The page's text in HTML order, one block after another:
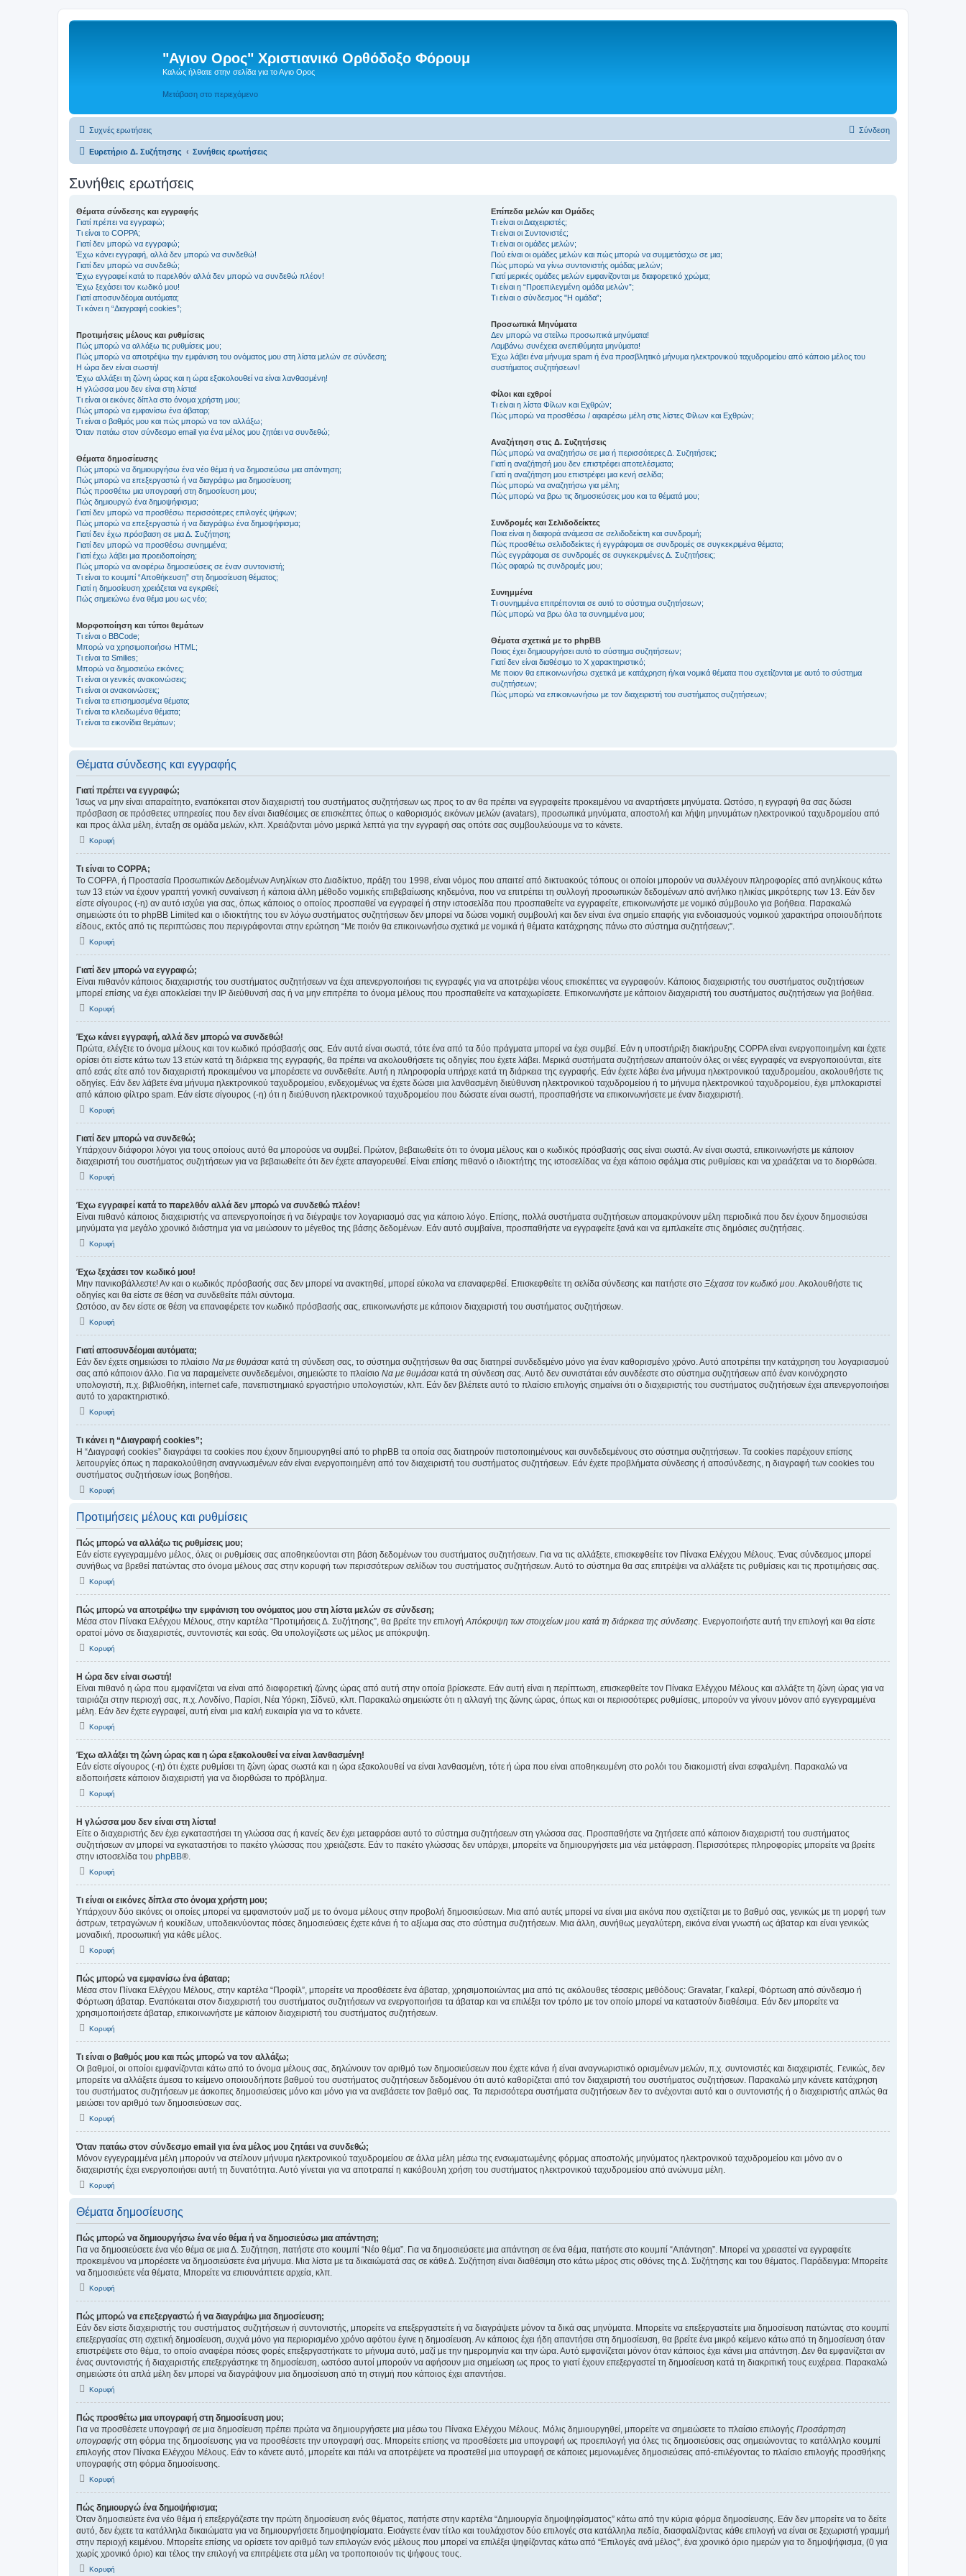
"Αγιον Ορος" Χριστιανικό Ορθόδοξο Φόρουμ
Καλώς ήλθατε στην σελίδα για το Αγιο Ορος
Μετάβαση στο περιεχόμενο
Συχνές ερωτήσεις Σύνδεση
Ευρετήριο Δ. Συζήτησης Συνήθεις ερωτήσεις
Συνήθεις ερωτήσεις
Θέματα σύνδεσης και εγγραφής
Γιατί πρέπει να εγγραφώ;
Τι είναι το COPPA;
Γιατί δεν μπορώ να εγγραφώ;
Έχω κάνει εγγραφή, αλλά δεν μπορώ να συνδεθώ!
Γιατί δεν μπορώ να συνδεθώ;
Έχω εγγραφεί κατά το παρελθόν αλλά δεν μπορώ να συνδεθώ πλέον!
Έχω ξεχάσει τον κωδικό μου!
Γιατί αποσυνδέομαι αυτόματα;
Τι κάνει η “Διαγραφή cookies”;
Προτιμήσεις μέλους και ρυθμίσεις
Πώς μπορώ να αλλάξω τις ρυθμίσεις μου;
Πώς μπορώ να αποτρέψω την εμφάνιση του ονόματος μου στη λίστα μελών σε σύνδεση;
Η ώρα δεν είναι σωστή!
Έχω αλλάξει τη ζώνη ώρας και η ώρα εξακολουθεί να είναι λανθασμένη!
Η γλώσσα μου δεν είναι στη λίστα!
Τι είναι οι εικόνες δίπλα στο όνομα χρήστη μου;
Πώς μπορώ να εμφανίσω ένα άβαταρ;
Τι είναι ο βαθμός μου και πώς μπορώ να τον αλλάξω;
Όταν πατάω στον σύνδεσμο email για ένα μέλος μου ζητάει να συνδεθώ;
Θέματα δημοσίευσης
Πώς μπορώ να δημιουργήσω ένα νέο θέμα ή να δημοσιεύσω μια απάντηση;
Πώς μπορώ να επεξεργαστώ ή να διαγράψω μια δημοσίευση;
Πώς προσθέτω μια υπογραφή στη δημοσίευση μου;
Πώς δημιουργώ ένα δημοψήφισμα;
Γιατί δεν μπορώ να προσθέσω περισσότερες επιλογές ψήφων;
Πώς μπορώ να επεξεργαστώ ή να διαγράψω ένα δημοψήφισμα;
Γιατί δεν έχω πρόσβαση σε μια Δ. Συζήτηση;
Γιατί δεν μπορώ να προσθέσω συνημμένα;
Γιατί έχω λάβει μια προειδοποίηση;
Πώς μπορώ να αναφέρω δημοσιεύσεις σε έναν συντονιστή;
Τι είναι το κουμπί “Αποθήκευση” στη δημοσίευση θέματος;
Γιατί η δημοσίευση χρειάζεται να εγκριθεί;
Πώς σημειώνω ένα θέμα μου ως νέο;
Μορφοποίηση και τύποι θεμάτων
Τι είναι ο BBCode;
Μπορώ να χρησιμοποιήσω HTML;
Τι είναι τα Smilies;
Μπορώ να δημοσιεύω εικόνες;
Τι είναι οι γενικές ανακοινώσεις;
Τι είναι οι ανακοινώσεις;
Τι είναι τα επισημασμένα θέματα;
Τι είναι τα κλειδωμένα θέματα;
Τι είναι τα εικονίδια θεμάτων;
Επίπεδα μελών και Ομάδες
Τι είναι οι Διαχειριστές;
Τι είναι οι Συντονιστές;
Τι είναι οι ομάδες μελών;
Πού είναι οι ομάδες μελών και πώς μπορώ να συμμετάσχω σε μια;
Πώς μπορώ να γίνω συντονιστής ομάδας μελών;
Γιατί μερικές ομάδες μελών εμφανίζονται με διαφορετικό χρώμα;
Τι είναι η “Προεπιλεγμένη ομάδα μελών”;
Τι είναι ο σύνδεσμος "Η ομάδα”;
Προσωπικά Μηνύματα
Δεν μπορώ να στείλω προσωπικά μηνύματα!
Λαμβάνω συνέχεια ανεπιθύμητα μηνύματα!
Έχω λάβει ένα μήνυμα spam ή ένα προσβλητικό μήνυμα ηλεκτρονικού ταχυδρομείου από κάποιο μέλος του
συστήματος συζητήσεων!
Φίλοι και εχθροί
Τι είναι η λίστα Φίλων και Εχθρών;
Πώς μπορώ να προσθέσω / αφαιρέσω μέλη στις λίστες Φίλων και Εχθρών;
Αναζήτηση στις Δ. Συζητήσεις
Πώς μπορώ να αναζητήσω σε μια ή περισσότερες Δ. Συζητήσεις;
Γιατί η αναζήτησή μου δεν επιστρέφει αποτελέσματα;
Γιατί η αναζήτηση μου επιστρέφει μια κενή σελίδα;
Πώς μπορώ να αναζητήσω για μέλη;
Πώς μπορώ να βρω τις δημοσιεύσεις μου και τα θέματά μου;
Συνδρομές και Σελιδοδείκτες
Ποια είναι η διαφορά ανάμεσα σε σελιδοδείκτη και συνδρομή;
Πώς προσθέτω σελιδοδείκτες ή εγγράφομαι σε συνδρομές σε συγκεκριμένα θέματα;
Πώς εγγράφομαι σε συνδρομές σε συγκεκριμένες Δ. Συζητήσεις;
Πώς αφαιρώ τις συνδρομές μου;
Συνημμένα
Τι συνημμένα επιτρέπονται σε αυτό το σύστημα συζητήσεων;
Πώς μπορώ να βρω όλα τα συνημμένα μου;
Θέματα σχετικά με το phpBB
Ποιος έχει δημιουργήσει αυτό το σύστημα συζητήσεων;
Γιατί δεν είναι διαθέσιμο το Χ χαρακτηριστικό;
Με ποιον θα επικοινωνήσω σχετικά με κατάχρηση ή/και νομικά θέματα που σχετίζονται με αυτό το σύστημα
συζητήσεων;
Πώς μπορώ να επικοινωνήσω με τον διαχειριστή του συστήματος συζητήσεων;
Θέματα σύνδεσης και εγγραφής
Γιατί πρέπει να εγγραφώ;
Ίσως να μην είναι απαραίτητο, εναπόκειται στον διαχειριστή του συστήματος συζητήσεων ως προς το αν θα πρέπει να εγγραφείτε προκειμένου να αναρτήσετε μηνύματα. Ωστόσο, η εγγραφή θα σας δώσει
πρόσβαση σε πρόσθετες υπηρεσίες που δεν είναι διαθέσιμες σε επισκέπτες όπως ο καθορισμός εικόνων μελών (avatars), προσωπικά μηνύματα, αποστολή και λήψη μηνυμάτων ηλεκτρονικού ταχυδρομείου από
και προς άλλα μέλη, ένταξη σε ομάδα μελών, κλπ. Χρειάζονται μόνο μερικά λεπτά για την εγγραφή σας οπότε σας συμβουλεύουμε να το κάνετε.
Κορυφή
Τι είναι το COPPA;
Το COPPA, ή Προστασία Προσωπικών Δεδομένων Ανηλίκων στο Διαδίκτυο, πράξη του 1998, είναι νόμος που απαιτεί από δικτυακούς τόπους οι οποίοι μπορούν να συλλέγουν πληροφορίες από ανηλίκους κάτω
των 13 ετών να έχουν γραπτή γονική συναίνεση ή κάποια άλλη μέθοδο νομικής επιβεβαίωσης κηδεμόνα, που να επιτρέπει τη συλλογή προσωπικών δεδομένων από ανήλικο ηλικίας μικρότερης των 13. Εάν δεν
είστε σίγουρος (-η) αν αυτό ισχύει για σας, όπως κάποιος ο οποίος προσπαθεί να εγγραφεί ή στην ιστοσελίδα που προσπαθείτε να εγγραφείτε, επικοινωνήστε με νομικό σύμβουλο για βοήθεια. Παρακαλώ
σημειώστε ότι το phpBB Limited και ο ιδιοκτήτης του εν λόγω συστήματος συζητήσεων δεν μπορεί να δώσει νομική συμβουλή και δεν είναι ένα σημείο επαφής για ενδοιασμούς νομικού χαρακτήρα οποιουδήποτε
είδους, εκτός από τις περιπτώσεις που περιγράφονται στην ερώτηση “Με ποιόν θα επικοινωνήσω σχετικά με νομικά ή θέματα κατάχρησης πάνω στο σύστημα συζητήσεων;”.
Κορυφή
Γιατί δεν μπορώ να εγγραφώ;
Είναι πιθανόν κάποιος διαχειριστής του συστήματος συζητήσεων να έχει απενεργοποιήσει τις εγγραφές για να αποτρέψει νέους επισκέπτες να εγγραφούν. Κάποιος διαχειριστής του συστήματος συζητήσεων
μπορεί επίσης να έχει αποκλείσει την IP διεύθυνσή σας ή να μην επιτρέπει το όνομα μέλους που προσπαθείτε να καταχωρίσετε. Επικοινωνήστε με κάποιον διαχειριστή του συστήματος συζητήσεων για βοήθεια.
Κορυφή
Έχω κάνει εγγραφή, αλλά δεν μπορώ να συνδεθώ!
Πρώτα, ελέγξτε το όνομα μέλους και τον κωδικό πρόσβασής σας. Εάν αυτά είναι σωστά, τότε ένα από τα δύο πράγματα μπορεί να έχει συμβεί. Εάν η υποστήριξη διακήρυξης COPPA είναι ενεργοποιημένη και έχετε
ορίσει ότι είστε κάτω των 13 ετών κατά τη διάρκεια της εγγραφής, θα πρέπει να ακολουθήσετε τις οδηγίες που έχετε λάβει. Μερικά συστήματα συζητήσεων απαιτούν όλες οι νέες εγγραφές να ενεργοποιούνται, είτε
από εσάς είτε από τον διαχειριστή προκειμένου να μπορέσετε να συνδεθείτε. Αυτή η πληροφορία υπήρχε κατά τη διάρκεια της εγγραφής. Εάν έχετε λάβει ένα μήνυμα ηλεκτρονικού ταχυδρομείου, ακολουθήστε τις
οδηγίες. Εάν δεν λάβετε ένα μήνυμα ηλεκτρονικού ταχυδρομείου, ενδεχομένως να έχετε δώσει μια λανθασμένη διεύθυνση ηλεκτρονικού ταχυδρομείου ή το μήνυμα ηλεκτρονικού ταχυδρομείου, έχει μπλοκαριστεί
από κάποιο φίλτρο spam. Εάν είστε σίγουρος (-η) ότι η διεύθυνση ηλεκτρονικού ταχυδρομείου που δώσατε είναι σωστή, προσπαθήστε να επικοινωνήσετε με έναν διαχειριστή.
Κορυφή
Γιατί δεν μπορώ να συνδεθώ;
Υπάρχουν διάφοροι λόγοι για τους οποίους αυτό θα μπορούσε να συμβεί. Πρώτον, βεβαιωθείτε ότι το όνομα μέλους και ο κωδικός πρόσβασής σας είναι σωστά. Αν είναι σωστά, επικοινωνήστε με κάποιον
διαχειριστή του συστήματος συζητήσεων για να βεβαιωθείτε ότι δεν έχετε απαγορευθεί. Είναι επίσης πιθανό ο ιδιοκτήτης της ιστοσελίδας να έχει κάποιο σφάλμα στις ρυθμίσεις και να χρειάζεται να το διορθώσει.
Κορυφή
Έχω εγγραφεί κατά το παρελθόν αλλά δεν μπορώ να συνδεθώ πλέον!
Είναι πιθανό κάποιος διαχειριστής να απενεργοποίησε ή να διέγραψε τον λογαριασμό σας για κάποιο λόγο. Επίσης, πολλά συστήματα συζητήσεων απομακρύνουν μέλη περιοδικά που δεν έχουν δημοσιεύσει
μηνύματα για μεγάλο χρονικό διάστημα για να μειώσουν το μέγεθος της βάσης δεδομένων. Εάν αυτό συμβαίνει, προσπαθήστε να εγγραφείτε ξανά και να εμπλακείτε στις δημόσιες συζητήσεις.
Κορυφή
Έχω ξεχάσει τον κωδικό μου!
Μην πανικοβάλλεστε! Αν και ο κωδικός πρόσβασής σας δεν μπορεί να ανακτηθεί, μπορεί εύκολα να επαναφερθεί. Επισκεφθείτε τη σελίδα σύνδεσης και πατήστε στο Ξέχασα τον κωδικό μου. Ακολουθήστε τις
οδηγίες και θα είστε σε θέση να συνδεθείτε πάλι σύντομα.
Ωστόσο, αν δεν είστε σε θέση να επαναφέρετε τον κωδικό πρόσβασής σας, επικοινωνήστε με κάποιον διαχειριστή του συστήματος συζητήσεων.
Κορυφή
Γιατί αποσυνδέομαι αυτόματα;
Εάν δεν έχετε σημειώσει το πλαίσιο Να με θυμάσαι κατά τη σύνδεση σας, το σύστημα συζητήσεων θα σας διατηρεί συνδεδεμένο μόνο για έναν καθορισμένο χρόνο. Αυτό αποτρέπει την κατάχρηση του λογαριασμού
σας από κάποιον άλλο. Για να παραμείνετε συνδεδεμένοι, σημειώστε το πλαίσιο Να με θυμάσαι κατά τη σύνδεση σας. Αυτό δεν συνιστάται εάν συνδέεστε στο σύστημα συζητήσεων από έναν κοινόχρηστο
υπολογιστή, π.χ. βιβλιοθήκη, internet cafe, πανεπιστημιακό εργαστήριο υπολογιστών, κλπ. Εάν δεν βλέπετε αυτό το πλαίσιο επιλογής σημαίνει ότι ο διαχειριστής του συστήματος συζητήσεων έχει απενεργοποιήσει
αυτό το χαρακτηριστικό.
Κορυφή
Τι κάνει η “Διαγραφή cookies”;
Η “Διαγραφή cookies” διαγράφει τα cookies που έχουν δημιουργηθεί από το phpBB τα οποία σας διατηρούν πιστοποιημένους και συνδεδεμένους στο σύστημα συζητήσεων. Τα cookies παρέχουν επίσης
λειτουργίες όπως η παρακολούθηση αναγνωσμένων εάν είναι ενεργοποιημένη από τον διαχειριστή του συστήματος συζητήσεων. Εάν έχετε προβλήματα σύνδεσης ή αποσύνδεσης, η διαγραφή των cookies του
συστήματος συζητήσεων ίσως βοηθήσει.
Κορυφή
Προτιμήσεις μέλους και ρυθμίσεις
Πώς μπορώ να αλλάξω τις ρυθμίσεις μου;
Εάν είστε εγγεγραμμένο μέλος, όλες οι ρυθμίσεις σας αποθηκεύονται στη βάση δεδομένων του συστήματος συζητήσεων. Για να τις αλλάξετε, επισκεφθείτε τον Πίνακα Ελέγχου Μέλους. Ένας σύνδεσμος μπορεί
συνήθως να βρεθεί πατώντας στο όνομα μέλους σας στην κορυφή των περισσότερων σελίδων του συστήματος συζητήσεων. Αυτό το σύστημα θα σας επιτρέψει να αλλάξετε τις ρυθμίσεις και τις προτιμήσεις σας.
Κορυφή
Πώς μπορώ να αποτρέψω την εμφάνιση του ονόματος μου στη λίστα μελών σε σύνδεση;
Μέσα στον Πίνακα Ελέγχου Μέλους, στην καρτέλα “Προτιμήσεις Δ. Συζήτησης”, θα βρείτε την επιλογήΑπόκρυψη των στοιχείων μου κατά τη διάρκεια της σύνδεσης. Ενεργοποιήστε αυτή την επιλογή και θα είστε
ορατοί μόνο σε διαχειριστές, συντονιστές και εσάς. Θα υπολογίζεστε ως μέλος με απόκρυψη.
Κορυφή
Η ώρα δεν είναι σωστή!
Είναι πιθανό η ώρα που εμφανίζεται να είναι από διαφορετική ζώνης ώρας από αυτή στην οποία βρίσκεστε. Εάν αυτή είναι η περίπτωση, επισκεφθείτε τον Πίνακα Ελέγχου Μέλους και αλλάξτε τη ζώνη ώρας για να
ταιριάζει στην περιοχή σας, π.χ. Λονδίνο, Παρίσι, Νέα Υόρκη, Σίδνεϋ, κλπ. Παρακαλώ σημειώστε ότι η αλλαγή της ζώνης ώρας, όπως και οι περισσότερες ρυθμίσεις, μπορούν να γίνουν μόνον από εγγεγραμμένα
μέλη. Εάν δεν έχετε εγγραφεί, αυτή είναι μια καλή ευκαιρία για να το κάνετε.
Κορυφή
Έχω αλλάξει τη ζώνη ώρας και η ώρα εξακολουθεί να είναι λανθασμένη!
Εάν είστε σίγουρος (-η) ότι έχετε ρυθμίσει τη ζώνη ώρας σωστά και η ώρα εξακολουθεί να είναι λανθασμένη, τότε ή ώρα που είναι αποθηκευμένη στο ρολόι του διακομιστή είναι εσφαλμένη. Παρακαλώ να
ειδοποιήσετε κάποιον διαχειριστή για να διορθώσει το πρόβλημα.
Κορυφή
Η γλώσσα μου δεν είναι στη λίστα!
Είτε ο διαχειριστής δεν έχει εγκαταστήσει τη γλώσσα σας ή κανείς δεν έχει μεταφράσει αυτό το σύστημα συζητήσεων στη γλώσσα σας. Προσπαθήστε να ζητήσετε από κάποιον διαχειριστή του συστήματος
συζητήσεων αν μπορεί να εγκαταστήσει το πακέτο γλώσσας που χρειάζεστε. Εάν το πακέτο γλώσσας δεν υπάρχει, μπορείτε να δημιουργήσετε μια νέα μετάφραση. Περισσότερες πληροφορίες μπορείτε να βρείτε
στην ιστοσελίδα του phpBB®.
Κορυφή
Τι είναι οι εικόνες δίπλα στο όνομα χρήστη μου;
Υπάρχουν δύο εικόνες οι οποίες μπορεί να εμφανιστούν μαζί με το όνομα μέλους στην προβολή δημοσιεύσεων. Μια από αυτές μπορεί να είναι μια εικόνα που σχετίζεται με το βαθμό σας, γενικώς με τη μορφή των
άστρων, τετραγώνων ή κουκίδων, υποδεικνύοντας πόσες δημοσιεύσεις έχετε κάνει ή το αξίωμα σας στο σύστημα συζητήσεων. Μια άλλη, συνήθως μεγαλύτερη, εικόνα είναι γνωστή ως άβαταρ και είναι γενικώς
μοναδική, προσωπική για κάθε μέλος.
Κορυφή
Πώς μπορώ να εμφανίσω ένα άβαταρ;
Μέσα στον Πίνακα Ελέγχου Μέλους, στην καρτέλα “Προφίλ”, μπορείτε να προσθέσετε ένα άβαταρ, χρησιμοποιώντας μια από τις ακόλουθες τέσσερις μεθόδους: Gravatar, Γκαλερί, Φόρτωση από σύνδεσμο ή
Φόρτωση άβαταρ. Εναπόκειται στον διαχειριστή του συστήματος συζητήσεων να ενεργοποιήσει τα άβαταρ και να επιλέξει τον τρόπο με τον οποίο μπορεί να καταστούν διαθέσιμα. Εάν δεν μπορείτε να
χρησιμοποιήσετε άβαταρ, επικοινωνήστε με κάποιον διαχειριστή του συστήματος συζητήσεων.
Κορυφή
Τι είναι ο βαθμός μου και πώς μπορώ να τον αλλάξω;
Οι βαθμοί, οι οποίοι εμφανίζονται κάτω από το όνομα μέλους σας, δηλώνουν τον αριθμό των δημοσιεύσεων που έχετε κάνει ή είναι αναγνωριστικό ορισμένων μελών, π.χ. συντονιστές και διαχειριστές. Γενικώς, δεν
μπορείτε να αλλάξετε άμεσα το κείμενο οποιουδήποτε βαθμού του συστήματος συζητήσεων δεδομένου ότι αυτό καθορίζεται από τον διαχειριστή του συστήματος συζητήσεων. Παρακαλώ μην κάνετε κατάχρηση
του συστήματος συζητήσεων με άσκοπες δημοσιεύσεις μόνο και μόνο για να ανεβάσετε τον βαθμό σας. Τα περισσότερα συστήματα συζητήσεων δεν το ανέχονται αυτό και ο συντονιστής ή ο διαχειριστής απλώς θα
μειώσει τον αριθμό των δημοσιεύσεων σας.
Κορυφή
Όταν πατάω στον σύνδεσμο email για ένα μέλος μου ζητάει να συνδεθώ;
Μόνον εγγεγραμμένα μέλη μπορούν να στείλουν μήνυμα ηλεκτρονικού ταχυδρομείου σε άλλα μέλη μέσω της ενσωματωμένης φόρμας αποστολής μηνύματος ηλεκτρονικού ταχυδρομείου και μόνο αν ο
διαχειριστής έχει ενεργοποιήσει αυτή τη δυνατότητα. Αυτό γίνεται για να αποτραπεί η κακόβουλη χρήση του συστήματος ηλεκτρονικού ταχυδρομείου από ανώνυμα μέλη.
Κορυφή
Θέματα δημοσίευσης
Πώς μπορώ να δημιουργήσω ένα νέο θέμα ή να δημοσιεύσω μια απάντηση;
Για να δημοσιεύσετε ένα νέο θέμα σε μια Δ. Συζήτηση, πατήστε στο κουμπί “Νέο θέμα”. Για να δημοσιεύσετε μια απάντηση σε ένα θέμα, πατήστε στο κουμπί “Απάντηση”. Μπορεί να χρειαστεί να εγγραφείτε
προκειμένου να μπορέσετε να δημοσιεύσετε ένα μήνυμα. Μια λίστα με τα δικαιώματά σας σε κάθε Δ. Συζήτηση είναι διαθέσιμη στο κάτω μέρος στις οθόνες της Δ. Συζήτησης και του θέματος. Παράδειγμα: Μπορείτε
να δημοσιεύετε νέα θέματα, Μπορείτε να επισυνάπτετε αρχεία, κλπ.
Κορυφή
Πώς μπορώ να επεξεργαστώ ή να διαγράψω μια δημοσίευση;
Εάν δεν είστε διαχειριστής του συστήματος συζητήσεων ή συντονιστής, μπορείτε να επεξεργαστείτε ή να διαγράψετε μόνον τα δικά σας μηνύματα. Μπορείτε να επεξεργαστείτε μια δημοσίευση πατώντας στο κουμπί
επεξεργασίας στη σχετική δημοσίευση, συχνά μόνο για περιορισμένο χρόνο αφότου έγινε η δημοσίευση. Αν κάποιος έχει ήδη απαντήσει στη δημοσίευση, θα βρείτε ένα μικρό κείμενο κάτω από τη δημοσίευση όταν
επιστρέψετε στο θέμα, το οποίο αναφέρει πόσες φορές επεξεργαστήκατε το μήνυμα αυτό, μαζί με την ημερομηνία και την ώρα. Αυτό εμφανίζεται μόνον όταν κάποιος έχει κάνει μια απάντηση. Δεν θα εμφανίζεται αν
ένας συντονιστής ή διαχειριστής επεξεργάστηκε τη δημοσίευση, ωστόσο αυτοί μπορούν να αφήσουν μια σημείωση ως προς το γιατί έχουν επεξεργαστεί τη δημοσίευση κατά τη διακριτική τους ευχέρεια. Παρακαλώ
σημειώστε ότι απλά μέλη δεν μπορεί να διαγράψουν μια δημοσίευση από τη στιγμή που κάποιος έχει απαντήσει.
Κορυφή
Πώς προσθέτω μια υπογραφή στη δημοσίευση μου;
Για να προσθέσετε υπογραφή σε μια δημοσίευση πρέπει πρώτα να δημιουργήσετε μια μέσω του Πίνακα Ελέγχου Μέλους. Μόλις δημιουργηθεί, μπορείτε να σημειώσετε το πλαίσιο επιλογής Προσάρτηση
υπογραφής στη φόρμα της δημοσίευσης για να προσθέσετε την υπογραφή σας. Μπορείτε επίσης να προσθέσετε μια υπογραφή ως προεπιλογή για όλες τις δημοσιεύσεις σας σημειώνοντας το κατάλληλο κουμπί
επιλογής στον Πίνακα Ελέγχου Μέλους. Εάν το κάνετε αυτό, μπορείτε και πάλι να αποτρέψετε να προστεθεί μια υπογραφή σε κάποιες μεμονωμένες δημοσιεύσεις από-επιλέγοντας το πλαίσιο επιλογής προσθήκης
υπογραφής στη φόρμα δημοσίευσης.
Κορυφή
Πώς δημιουργώ ένα δημοψήφισμα;
Όταν δημοσιεύετε ένα νέο θέμα ή επεξεργάζεστε την πρώτη δημοσίευση ενός θέματος, πατήστε στην καρτέλα “Δημιουργία δημοψηφίσματος” κάτω από την κύρια φόρμα δημοσίευσης. Εάν δεν μπορείτε να το δείτε
αυτό, δεν έχετε τα κατάλληλα δικαιώματα για να δημιουργήσετε δημοψηφίσματα. Εισάγετε έναν τίτλο και τουλάχιστον δύο επιλογές στα κατάλληλα πεδία, διασφαλίζοντας κάθε επιλογή να είναι σε ξεχωριστή γραμμή
στην περιοχή κειμένου. Μπορείτε επίσης να ορίσετε τον αριθμό των επιλογών ενός μέλους που μπορεί να επιλέξει ψηφίζοντας κάτω από “Επιλογές ανά μέλος”, ένα χρονικό όριο ημερών για το δημοψήφισμα, (0 για
χωρίς χρονικό όριο) και τέλος την επιλογή να επιτρέψετε στα μέλη να τροποποιούν τις ψήφους τους.
Κορυφή